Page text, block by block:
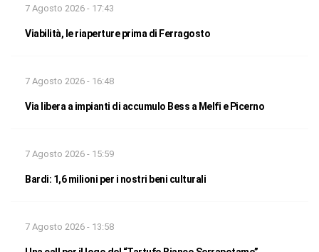
7 Agosto 2026 - 17:43
Viabilità, le riaperture prima di Ferragosto
7 Agosto 2026 - 16:48
Via libera a impianti di accumulo Bess a Melfi e Picerno
7 Agosto 2026 - 15:59
Bardi: 1,6 milioni per i nostri beni culturali
7 Agosto 2026 - 13:58